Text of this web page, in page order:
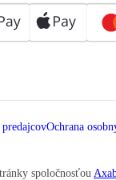
predajcovOchrana
spoločnosťou